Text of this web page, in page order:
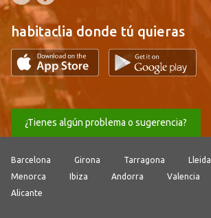
habitaclia donde tú quieras
¿Tienes algún problema o sugerencia?
Barcelona Girona Tarragona Lleida
Menorca
Ibiza Andorra Valencia
Alicante